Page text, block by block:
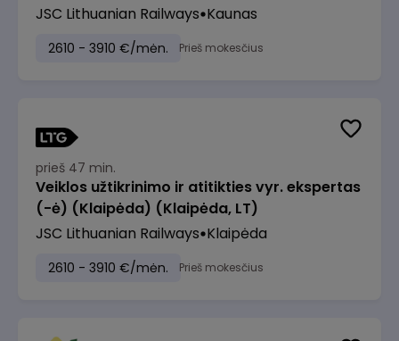
JSC Lithuanian Railways Kaunas
2610 - 3910 €/mėn. Prieš mokesčius
prieš 47 min.
Veiklos užtikrinimo ir atitikties vyr. ekspertas
(-ė) (Klaipėda) (Klaipėda, LT)
JSC Lithuanian Railways Klaipėda
2610 - 3910 €/mėn. Prieš mokesčius